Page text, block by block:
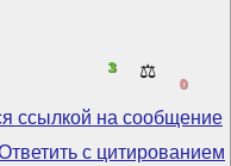
3 ⚖️
0